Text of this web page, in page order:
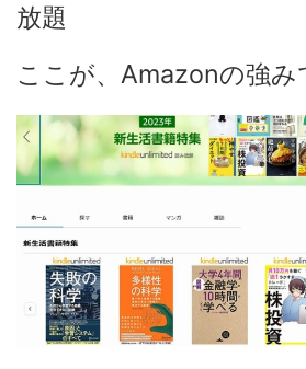
放題
ここが、Amazonの強み